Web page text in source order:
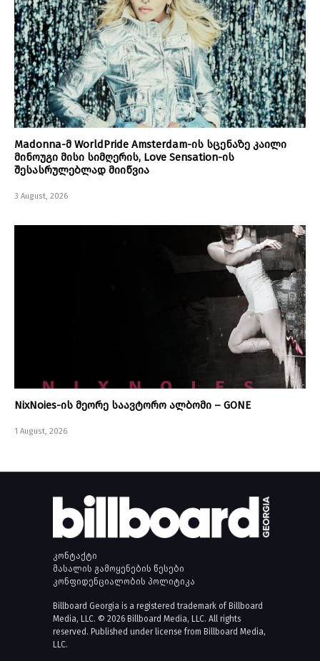
Madonna-მ WorldPride Amsterdam-ის სცენაზე კაილი
მინოუგი მისი სიმღერის, Love Sensation-ის
შესასრულებლად მიიწვია
3 August, 2026
NixNoies-ის მეორე საავტორო ალბომი – GONE
1 August, 2026
კონტაქტი
მასალის გამოყენების წესები
კონფიდენციალობის პოლიტიკა
Billboard Georgia is a registered trademark of Billboard
Media, LLC. © 2026 Billboard Media, LLC. All rights
reserved. Published under license from Billboard Media,
LLC.